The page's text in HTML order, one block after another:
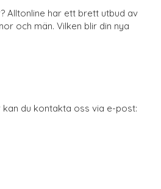
Alltonline har ett brett utbud av
och män. Vilken blir din nya
du kontakta oss via e-post: